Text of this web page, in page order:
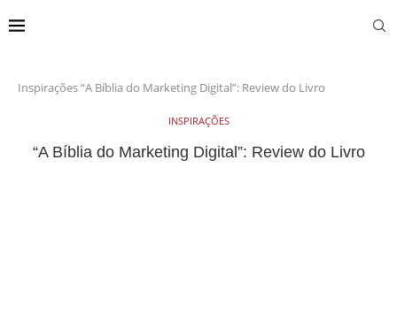
Inspirações“A Bíblia do Marketing Digital”: Review do Livro
INSPIRAÇÕES
“A Bíblia do Marketing Digital”: Review do Livro